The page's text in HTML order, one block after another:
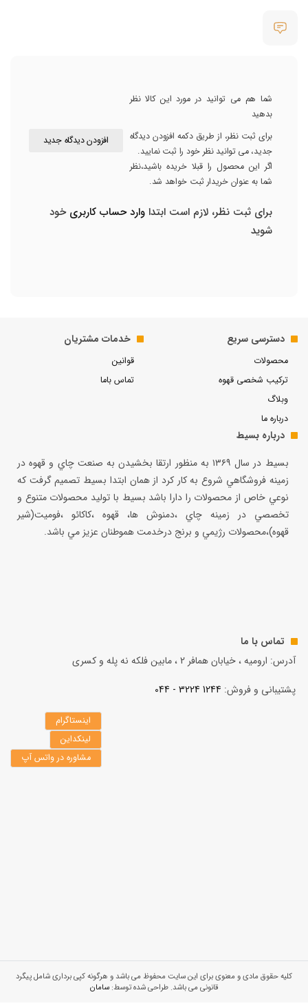
شما هم می توانید در مورد این کالا نظر
بدهید
برای ثبت نظر، از طریق دکمه افزودن دیدگاه
جدید، می توانید نظر خود را ثبت نمایید.
اگر این محصول را قبلا خریده باشید،نظر
شما به عنوان خریدار ثبت خواهد شد.
افزودن دیدگاه جدید
برای ثبت نظر، لازم است ابتدا وارد حساب کاربریخود
شوید
دسترسی سریع
محصولات
ترکیب شخصی قهوه
وبلاگ
درباره ما
خدمات مشتریان
قوانین
تماس باما
درباره بسیط
بسيط در سال ۱۳۶۹ به منظور ارتقا بخشيدن به صنعت چاي و قهوه در
زمينه فروشگاهي شروع به كار كرد از همان ابتدا بسيط تصميم گرفت كه
نوعي خاص از محصولات را دارا باشد بسيط با توليد محصولات متنوع و
تخصصي در زمينه چاي ،دمنوش ها، قهوه ،كاكائو ،فوميت(شير
قهوه)،محصولات رژيمي و برنج درخدمت هموطنان عزيز مي باشد.
تماس با ما
آدرس: ارومیه ، خیابان همافر 2 ، مابين فلكه نه پله و کسری
پشتیبانی و فروش: 1244 3224 - 044
اینستاگرام
لینکداین
مشاوره در واتس آپ
کلیه حقوق مادی و معنوی برای این سایت محفوظ می باشد و هرگونه کپی برداری شامل پیگرد
قانونی می باشد. طراحی شده توسط:سامان